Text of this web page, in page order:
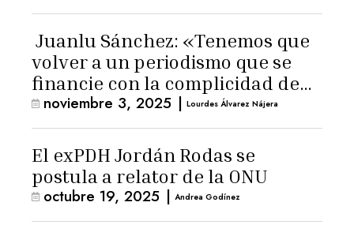
Juanlu Sánchez: «Tenemos que
volver a un periodismo que se
financie con la complicidad de
los lectores»
noviembre 3, 2025 | Lourdes Álvarez Nájera
El exPDH Jordán Rodas se
postula a relator de la ONU
octubre 19, 2025 | Andrea Godínez